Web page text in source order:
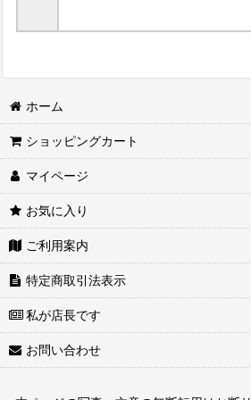
ホーム
ショッピングカート
マイページ
お気に入り
ご利用案内
特定商取引法表示
私が店長です
お問い合わせ